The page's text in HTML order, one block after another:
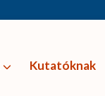
Kutatóknak